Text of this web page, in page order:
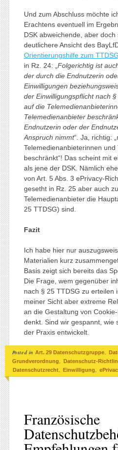
Und zum Abschluss möchte
Erachtens eventuell im
DSK abweichende, aber doch
deutlichere Ansicht des
Orientierungshilfe zum TTDSG
in Rz. 24: „ Folgerichtig ist
der durch die Endnutzerin
Einwilligungen
der Einwilligungspflicht nach
auf die
Telemedienanbieter
Endnutzerin oder der
Anspruch nimmt“. Ja, richtig:
Telemedienanbieterinnen
beschränkt“! Das scheint mit
als jene der DSK. Nämlich
von Art. 5 Abs. 3 ePrivacy-
gesetht in Rz. 25 aber auch
Telemedienanbieter die
25 TTDSG) sind.
Fazit
Ich habe hier nur
Materialien kurz
Basis zeigt sich bereits das
Die Frage, wem gegenüber
nach § 25 TTDSG zu erteilen
meiner Sicht aber extreme
an die Gestaltung von
denkt. Sind wir gespannt, wie
der Praxis entwickelt.
Posted in Art. 29 Datenschutzgruppe
Grundverordnung
Datenschutz-
Datenschutzrecht Einwilligung
Französische